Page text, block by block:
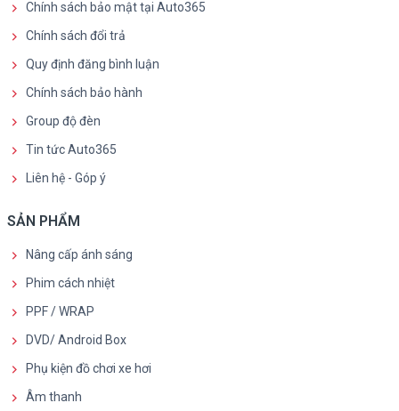
Chính sách bảo mật tại Auto365
Chính sách đổi trả
Quy định đăng bình luận
Chính sách bảo hành
Group độ đèn
Tin tức Auto365
Liên hệ - Góp ý
SẢN PHẨM
Nâng cấp ánh sáng
Phim cách nhiệt
PPF / WRAP
DVD/ Android Box
Phụ kiện đồ chơi xe hơi
Âm thanh